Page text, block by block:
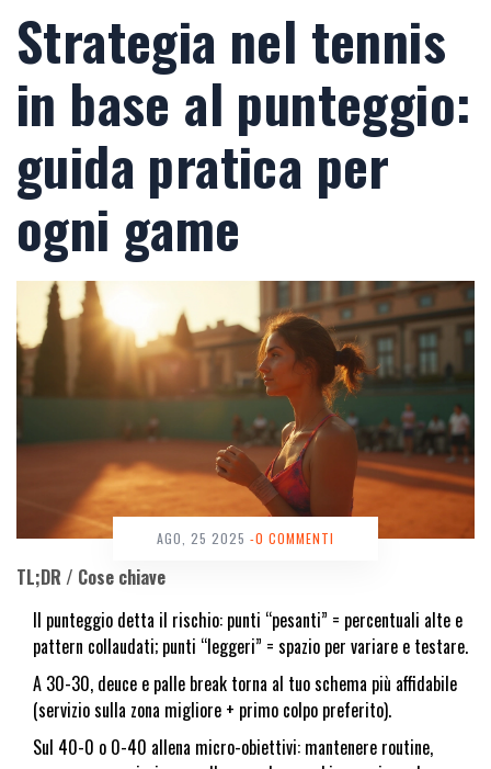
Strategia nel tennis
in base al punteggio:
guida pratica per
ogni game
AGO, 25 2025 -0 COMMENTI
TL;DR / Cose chiave
Il punteggio detta il rischio: punti “pesanti” = percentuali alte e
pattern collaudati; punti “leggeri” = spazio per variare e testare.
A 30-30, deuce e palle break torna al tuo schema più affidabile
(servizio sulla zona migliore + primo colpo preferito).
Sul 40-0 o 0-40 allena micro-obiettivi: mantenere routine,